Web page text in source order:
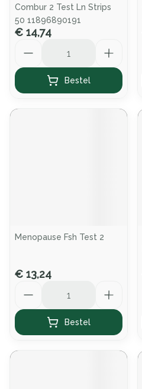
Combur 2 Test Ln Strips
50 11896890191
€ 14,74
Bestel
Menopause Fsh Test 2
€ 13,24
Bestel